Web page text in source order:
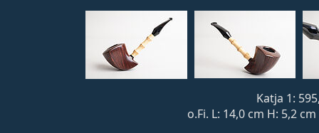
Katja 1:
o.Fi. L: 14,0 cm H: 5,2